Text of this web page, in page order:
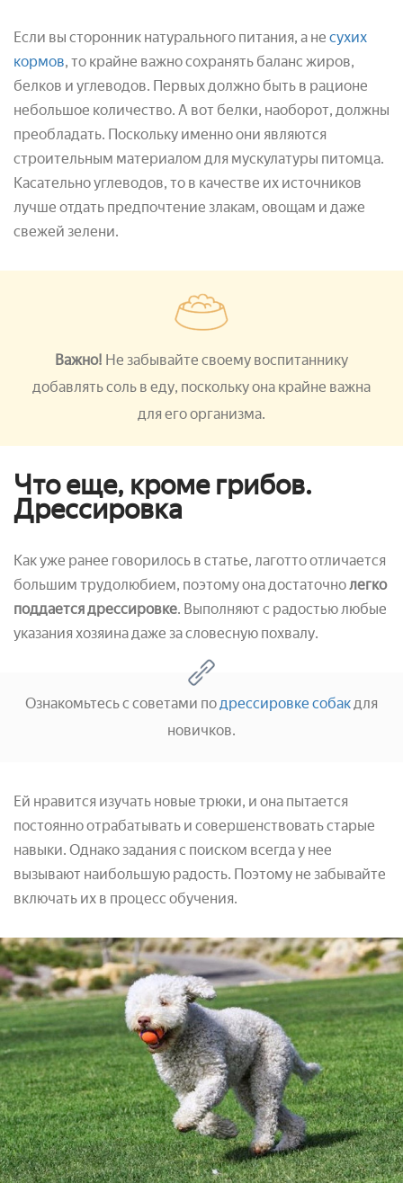
Если вы сторонник натурального питания, а не сухих
кормов, то крайне важно сохранять баланс жиров,
белков и углеводов. Первых должно быть в рационе
небольшое количество. А вот белки, наоборот, должны
преобладать. Поскольку именно они являются
строительным материалом для мускулатуры питомца.
Касательно углеводов, то в качестве их источников
лучше отдать предпочтение злакам, овощам и даже
свежей зелени.
Важно! Не забывайте своему воспитаннику
добавлять соль в еду, поскольку она крайне важна
для его организма.
Что еще, кроме грибов.
Дрессировка
Как уже ранее говорилось в статье, лаготто отличается
большим трудолюбием, поэтому она достаточнолегко
поддается дрессировке. Выполняют с радостью любые
указания хозяина даже за словесную похвалу.
Ознакомьтесь с советами по дрессировке собак для
новичков.
Ей нравится изучать новые трюки, и она пытается
постоянно отрабатывать и совершенствовать старые
навыки. Однако задания с поиском всегда у нее
вызывают наибольшую радость. Поэтому не забывайте
включать их в процесс обучения.